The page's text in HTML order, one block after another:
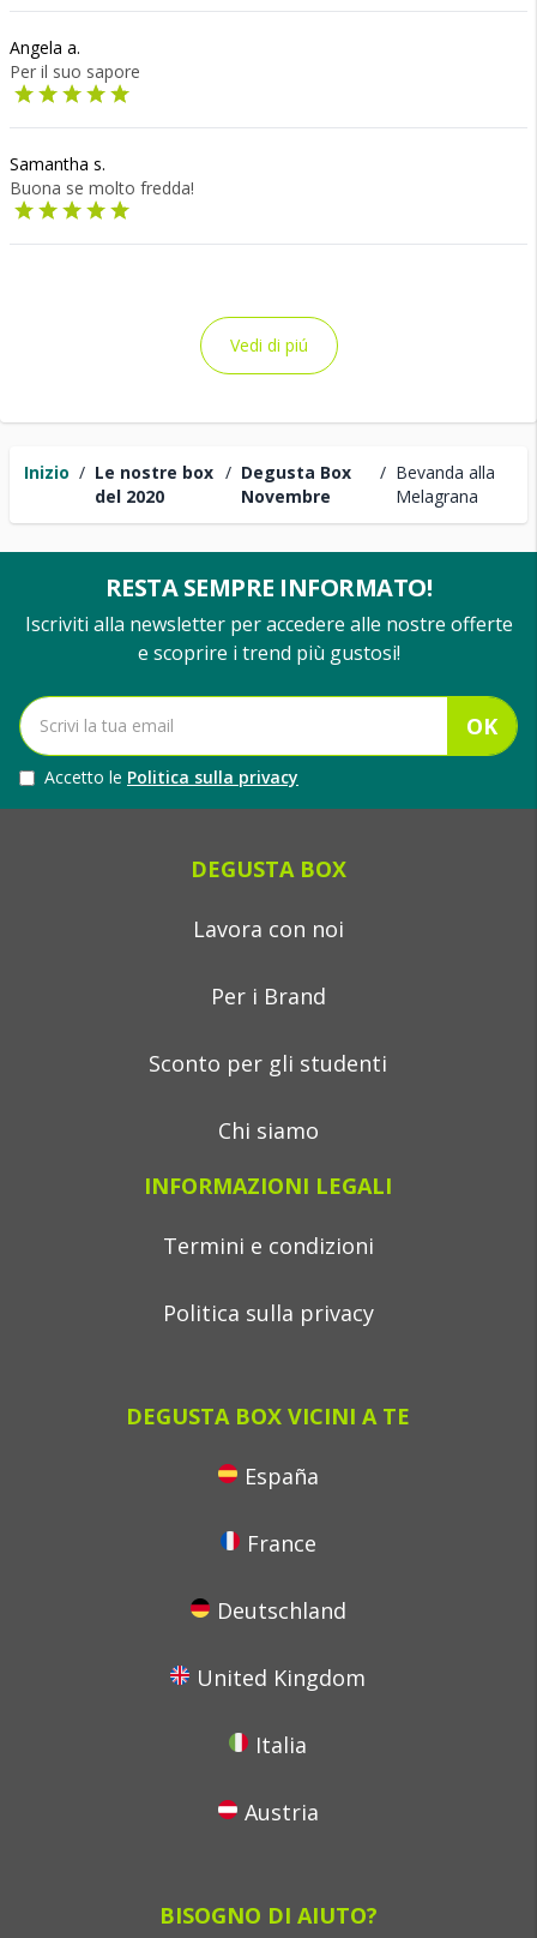
Inizio / Le nostre box
del 2020
/ Degusta Box
Novembre
/ Bevanda alla
Melagrana
Angela a.
Per il suo sapore
Samantha s.
Buona se molto fredda!
Vedi di piú
RESTA SEMPRE INFORMATO!
Iscriviti alla newsletter per accedere alle nostre offerte
e scoprire i trend più gustosi!
OK
Accetto le Politica sulla privacy
DEGUSTA BOX
Lavora con noi
Per i Brand
Sconto per gli studenti
Chi siamo
INFORMAZIONI LEGALI
Termini e condizioni
Politica sulla privacy
DEGUSTA BOX VICINI A TE
España
France
Deutschland
United Kingdom
Italia
Austria
BISOGNO DI AIUTO?